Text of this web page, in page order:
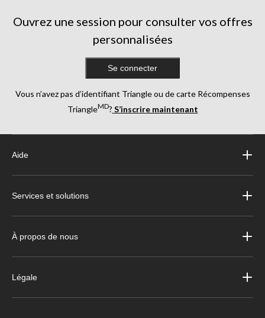
Ouvrez une session pour consulter vos offres
personnalisées
Se connecter
Vous n’avez pas d’identifiant Triangle ou de carte Récompenses
TriangleMD? S’inscrire maintenant
Aide
Services et solutions
À propos de nous
Légale